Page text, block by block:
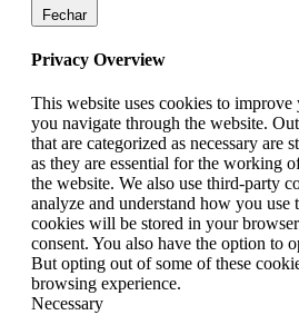
Fechar
Privacy Overview
This website uses cookies to
you navigate through the website.
that are categorized as necessary are
as they are essential for the working
the website. We also use third-party
analyze and understand how you use
cookies will be stored in your
consent. You also have the option to
But opting out of some of these
browsing experience.
Necessary